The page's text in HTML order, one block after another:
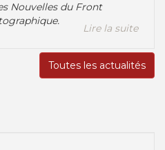
Nouvelles du Front
Lire la suite
Toutes les actualités